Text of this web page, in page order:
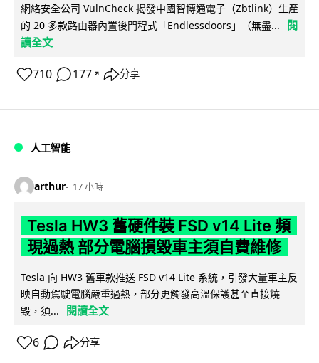
網絡安全公司 VulnCheck 揭發中國智博通電子（Zbtlink）生產
的 20 多款路由器內置後門程式「Endlessdoors」（無盡...
閱
讀全文
710 177 ↗ 分享
人工智能
arthur 17 小時
Tesla HW3 舊硬件裝 FSD v14 Lite 頻
現過熱 部分電腦損毀車主須自費維修
Tesla 向 HW3 舊車款推送 FSD v14 Lite 系統，引發大量車主反
映自動駕駛電腦嚴重過熱，部分更觸發高溫保護甚至直接燒
毀，須...
閱讀全文
6 分享